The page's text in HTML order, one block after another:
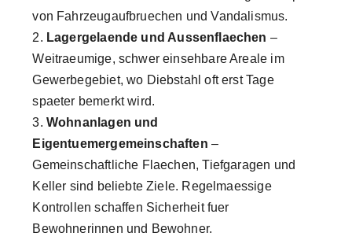
von Fahrzeugaufbruechen und Vandalismus.
Lagergelaende und Aussenflaechen –
Weitraeumige, schwer einsehbare Areale im
Gewerbegebiet, wo Diebstahl oft erst Tage
spaeter bemerkt wird.
Wohnanlagen und
Eigentuemergemeinschaften –
Gemeinschaftliche Flaechen, Tiefgaragen und
Keller sind beliebte Ziele. Regelmaessige
Kontrollen schaffen Sicherheit fuer
Bewohnerinnen und Bewohner.